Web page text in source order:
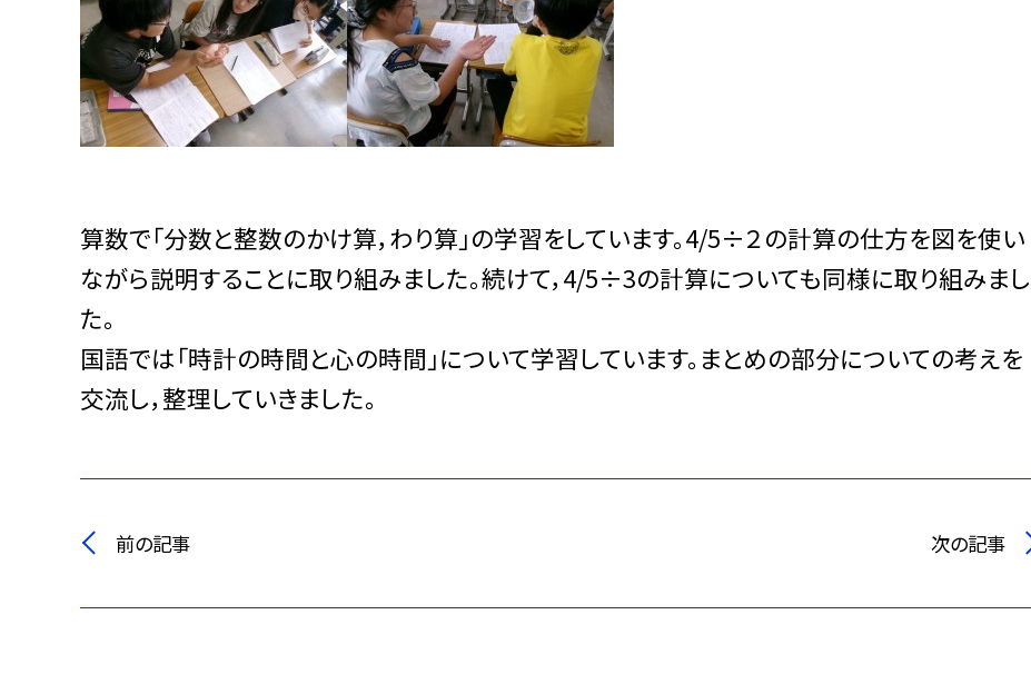
算数で「分数と整数のかけ算，わり算」の学習をしています。4/5÷２の計算の仕方を図を使い
ながら説明することに取り組みました。続けて，4/5÷3の計算についても同様に取り組みまし
た。
国語では「時計の時間と心の時間」について学習しています。まとめの部分についての考えを
交流し，整理していきました。
前の記事 次の記事